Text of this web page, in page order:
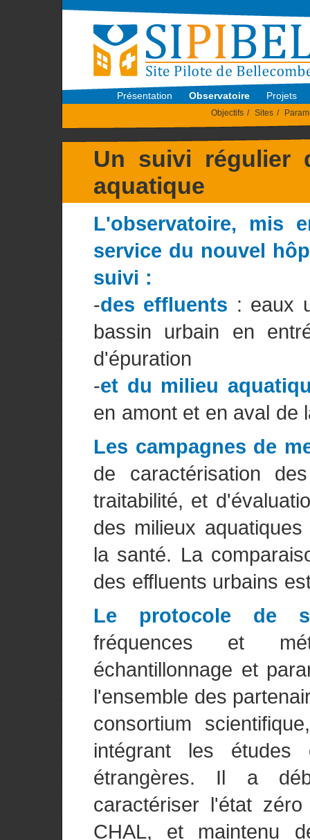
Présentation Observatoire Projets
Objectifs / Sites /
Un suivi régulier
aquatique
L'observatoire, mis
service du nouvel
suivi :
-des effluents : eaux
bassin urbain en
d'épuration
-et du milieu
en amont et en aval de
Les campagnes de
de caractérisation
traitabilité, et
des milieux
la santé. La
des effluents urbains
Le protocole de
fréquences et
échantillonnage et
l'ensemble des
consortium
intégrant les études
étrangères. Il a
caractériser l'état
CHAL, et maintenu